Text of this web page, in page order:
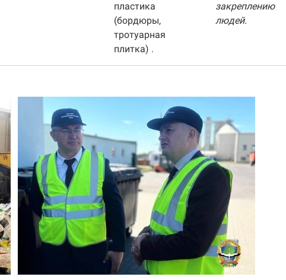
пластика
(бордюры,
тротуарная
плитка) .
закреплению
людей.